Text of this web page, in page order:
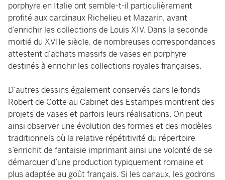
porphyre en Italie ont semble-t-il particulièrement
profité aux cardinaux Richelieu et Mazarin, avant
d’enrichir les collections de Louis XIV. Dans la seconde
moitié du XVIIe siècle, de nombreuses correspondances
attestent d’achats massifs de vases en porphyre
destinés à enrichir les collections royales françaises.
D’autres dessins également conservés dans le fonds
Robert de Cotte au Cabinet des Estampes montrent des
projets de vases et parfois leurs réalisations. On peut
ainsi observer une évolution des formes et des modèles
traditionnels où la relative répétitivité du répertoire
s’enrichit de fantaisie imprimant ainsi une volonté de se
démarquer d’une production typiquement romaine et
plus adaptée au goût français. Si les canaux, les godrons